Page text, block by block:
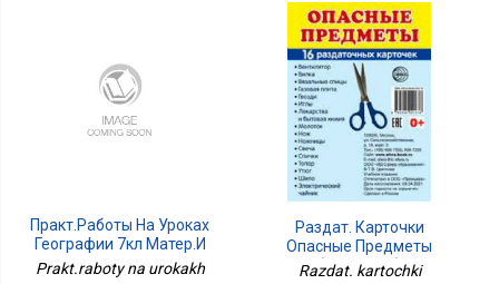
Практ.работы На Уроках
Географии 7кл Матер.и
Окены
Prakt.raboty na urokakh
Раздат. Карточки
Опасные Предметы
(63х87 Мм)
Razdat. kartochki